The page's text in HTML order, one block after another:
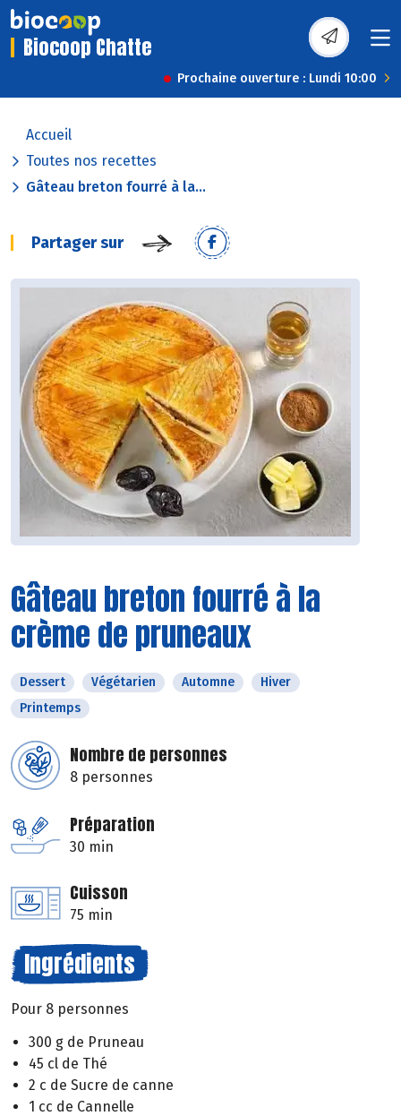
Biocoop Chatte
Prochaine ouverture : Lundi 10:00
Accueil
Toutes nos recettes
Gâteau breton fourré à la...
Partager sur
Gâteau breton fourré à la
crème de pruneaux
Dessert Végétarien Automne
Hiver
Printemps
Nombre de personnes
8 personnes
Préparation
30 min
Cuisson
75 min
Ingrédients
Pour 8 personnes
300 g de Pruneau
45 cl de Thé
2 c de Sucre de canne
1 cc de Cannelle